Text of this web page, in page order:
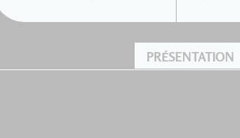
PRÉSENTATION